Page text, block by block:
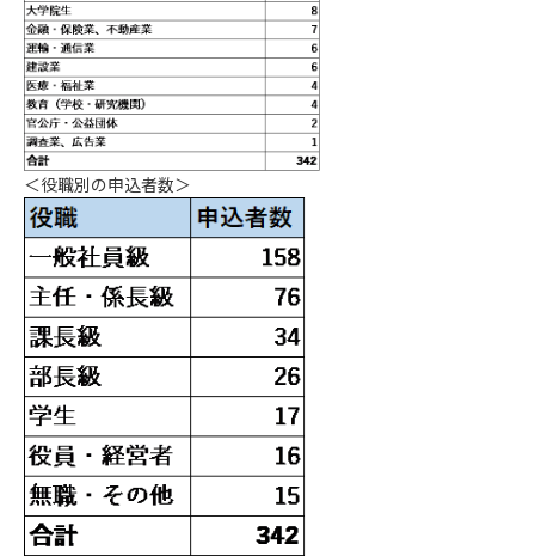
＜役職別の申込者数＞